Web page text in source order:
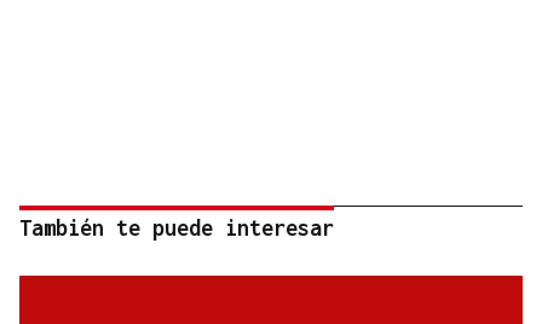
También te puede interesar